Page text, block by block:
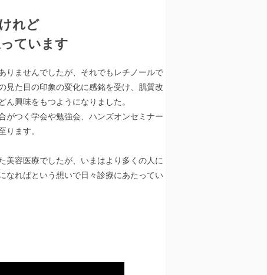
れど
ています
りませんでしたが、それでもレチノールで
見た目の印象の変化に感銘を受け、肌質改
興味をもつようになりました。
がつく学会や勉強会、ハンズオンセミナー
ります。
美容医療でしたが、いまはより多くの人に
なればという想いで日々診療にあたってい